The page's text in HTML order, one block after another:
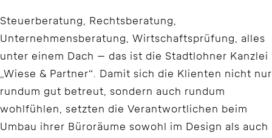
Steuerberatung, Rechtsberatung,
Unternehmensberatung, Wirtschaftsprüfung, alles
unter einem Dach – das ist die Stadtlohner Kanzlei
„Wiese & Partner“. Damit sich die Klienten nicht nur
rundum gut betreut, sondern auch rundum
wohlfühlen, setzten die Verantwortlichen beim
Umbau ihrer Büroräume sowohl im Design als auch